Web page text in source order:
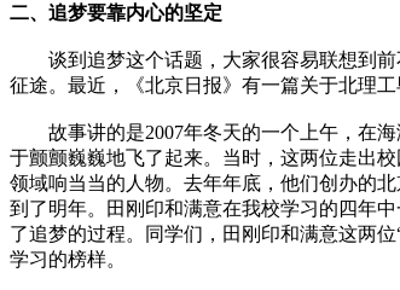
二、追梦要靠内心的坚定
谈到追梦这个话题，大家很容易联想到前
征途。最近，《北京日报》有一篇关于北理
故事讲的是2007年冬天的一个上午，在海
于颤颤巍巍地飞了起来。当时，这两位走出
领域响当当的人物。去年年底，他们创办的
到了明年。田刚印和满意在我校学习的四年
了追梦的过程。同学们，田刚印和满意这两
学习的榜样。